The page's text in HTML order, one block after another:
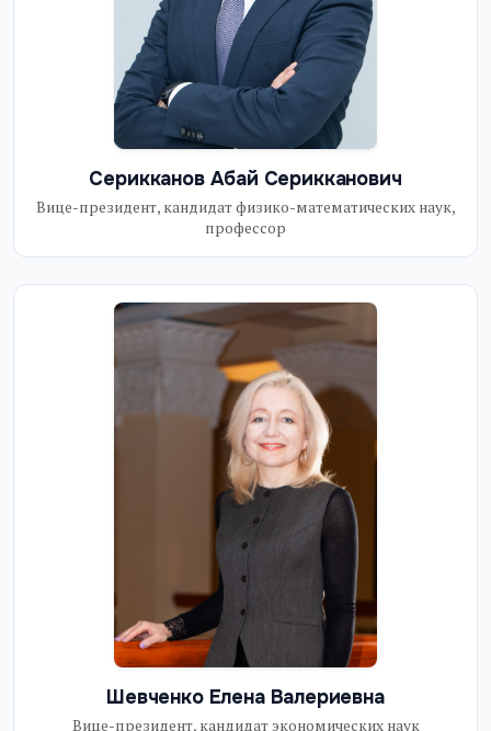
Серикканов Абай Серикканович
Вице-президент, кандидат физико-математических наук,
профессор
Шевченко Елена Валериевна
Вице-президент, кандидат экономических наук